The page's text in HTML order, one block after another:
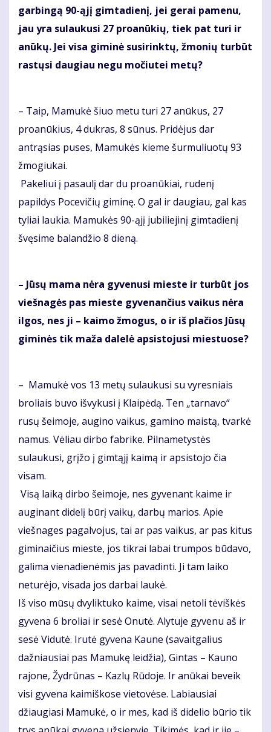
garbingą 90-ąjį gimtadienį, jei gerai pamenu,
jau yra sulaukusi 27 proanūkių, tiek pat turi ir
anūkų. Jei visa giminė susirinktų, žmonių turbūt
rastųsi daugiau negu močiutei metų?
– Taip, Mamukė šiuo metu turi 27 anūkus, 27
proanūkius, 4 dukras, 8 sūnus. Pridėjus dar
antrąsias puses, Mamukės kieme šurmuliuotų 93
žmogiukai.
Pakeliui į pasaulį dar du proanūkiai, rudenį
papildys Pocevičių giminę. O gal ir daugiau, gal kas
tyliai laukia. Mamukės 90-ąjį jubiliejinį gimtadienį
švęsime balandžio 8 dieną.
– Jūsų mama nėra gyvenusi mieste ir turbūt jos
viešnagės pas mieste gyvenančius vaikus nėra
ilgos, nes ji – kaimo žmogus, o ir iš plačios Jūsų
giminės tik maža dalelė apsistojusi miestuose?
– Mamukė vos 13 metų sulaukusi su vyresniais
broliais buvo išvykusi į Klaipėdą. Ten „tarnavo“
rusų šeimoje, augino vaikus, gamino maistą, tvarkė
namus. Vėliau dirbo fabrike. Pilnametystės
sulaukusi, grįžo į gimtąjį kaimą ir apsistojo čia
visam.
Visą laiką dirbo šeimoje, nes gyvenant kaime ir
auginant didelį būrį vaikų, darbų marios. Apie
viešnages pagalvojus, tai ar pas vaikus, ar pas kitus
giminaičius mieste, jos tikrai labai trumpos būdavo,
galima vienadienėmis jas pavadinti. Ji tam laiko
neturėjo, visada jos darbai laukė.
Iš viso mūsų dvyliktuko kaime, visai netoli tėviškės
gyvena 6 broliai ir sesė Onutė. Alytuje gyvenu aš ir
sesė Vidutė. Irutė gyvena Kaune (savaitgalius
dažniausiai pas Mamukę leidžia), Gintas – Kauno
rajone, Žydrūnas – Kazlų Rūdoje. Ir anūkai beveik
visi gyvena kaimiškose vietovėse. Labiausiai
džiaugiasi Mamukė, o ir mes, kad iš didelio būrio tik